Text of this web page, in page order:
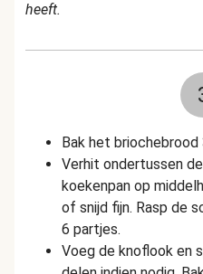
heeft.
Bak het
Verhit ondertussen
koekenpan op
of snijd fijn. Rasp de
6 partjes.
Voeg de knoflook en